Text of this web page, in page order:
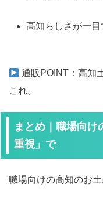
高知らしさが一目
通販POINT：高知
これ。
まとめ｜職場向け
重視」で
職場向けの高知のお土